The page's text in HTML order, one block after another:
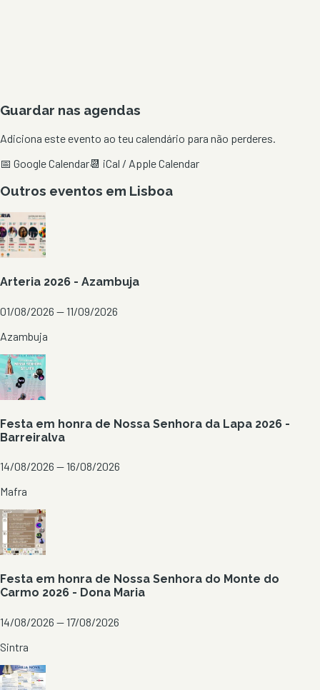
Guardar nas agendas
Adiciona este evento ao teu calendário para não perderes.
📅 Google Calendar📆 iCal / Apple Calendar
Outros eventos em Lisboa
Arteria 2026 - Azambuja
01/08/2026 — 11/09/2026
Azambuja
Festa em honra de Nossa Senhora da Lapa 2026 -
Barreiralva
14/08/2026 — 16/08/2026
Mafra
Festa em honra de Nossa Senhora do Monte do
Carmo 2026 - Dona Maria
14/08/2026 — 17/08/2026
Sintra